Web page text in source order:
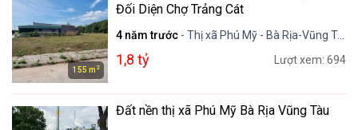
155 m 2
Đối Diện Chợ Trảng Cát
4 năm trước - Thị xã Phú Mỹ - Bà Rịa-Vũng Tàu
1,8 tỷ Lượt xem: 694
Đất nền thị xã Phú Mỹ Bà Rịa Vũng Tàu